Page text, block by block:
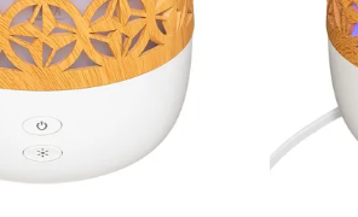
de la table
et beauté